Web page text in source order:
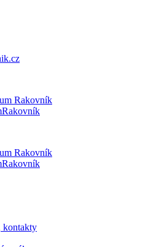
Rakovník
Rakovník
kontakty